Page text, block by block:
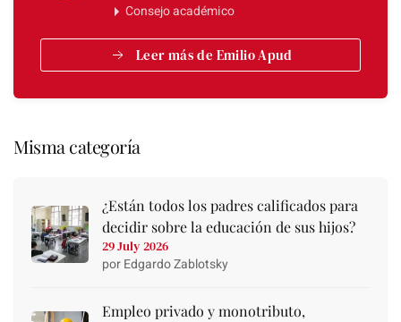
Consejo académico
Leer más de Emilio Apud
Misma categoría
¿Están todos los padres calificados para
decidir sobre la educación de sus hijos?
29 July 2026
por Edgardo Zablotsky
Empleo privado y monotributo,